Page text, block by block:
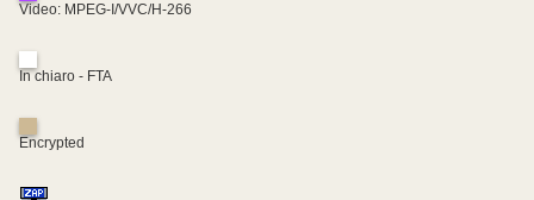
Video: MPEG-I/VVC/H-266
In chiaro - FTA
Encrypted